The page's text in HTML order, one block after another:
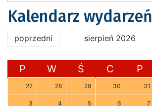
Kalendarz wydarzeń
poprzedni sierpień 2026
P W Ś C P
27 28 29 30 31
3 4 5 6 7